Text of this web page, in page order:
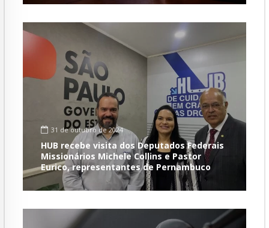
31 de outubro de 2024
HUB recebe visita dos Deputados Federais
Missionários Michele Collins e Pastor
Eurico, representantes de Pernambuco